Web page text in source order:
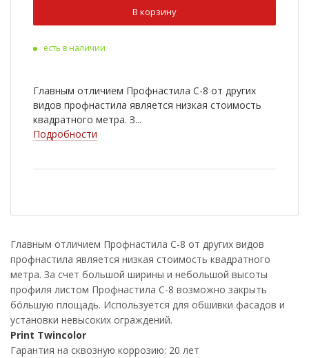
Ral 9003 Ral 6020
Ral 8022
Ral 5002 Ral 5021
Ral 6002
Ral 9006 Golden Dub
Cherry Wood
В корзину
есть в наличии
Главным отличием Профнастила С-8 от других
видов профнастила является низкая стоимость
квадратного метра. З...
Подробности
Главным отличием Профнастила С-8 от других видов
профнастила является низкая стоимость квадратного
метра. За счет большой ширины и небольшой высоты
профиля листом Профнастила С-8 возможно закрыть
бо́льшую площадь. Используется для обшивки фасадов и
установки невысоких ограждений.
Print Twincolor
Гарантия на сквозную коррозию: 20 лет